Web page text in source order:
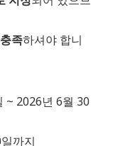
족하셔야 합니
~ 2026년 6월 30
까지